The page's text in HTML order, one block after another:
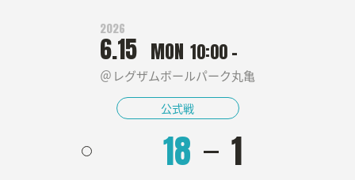
お問い合わせ
2026
6.15 MON 10:00 -
レグザムボールパーク丸亀
公式戦
18 1